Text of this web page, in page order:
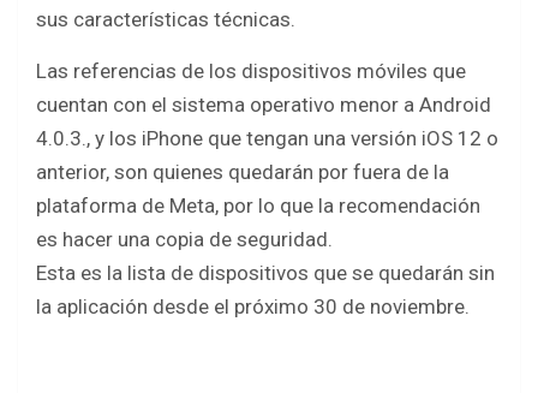
sus características técnicas.
Las referencias de los dispositivos móviles que
cuentan con el sistema operativo menor a Android
4.0.3., y los iPhone que tengan una versión iOS 12 o
anterior, son quienes quedarán por fuera de la
plataforma de Meta, por lo que la recomendación
es hacer una copia de seguridad.
Esta es la lista de dispositivos que se quedarán sin
la aplicación desde el próximo 30 de noviembre.